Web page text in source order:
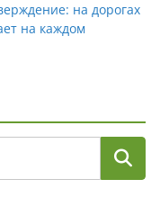
на дорогах
на каждом